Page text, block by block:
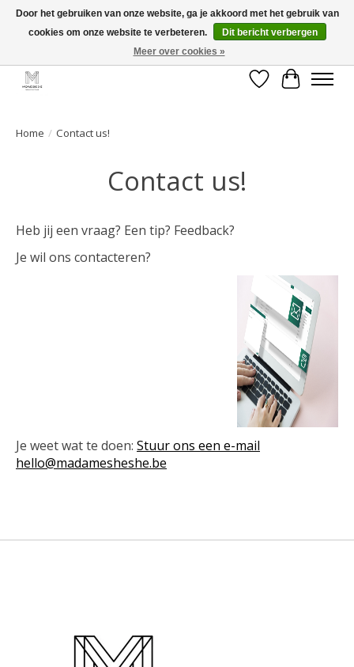
GRATIS verzending vanaf €50 voor BE - €75 voor NL - After pay mogelijk!
Verlanglijst
Home / Contact us!
Contact us!
Heb jij een vraag? Een tip? Feedback?
Je wil ons contacteren?
Je weet wat te doen: Stuur ons een e-mail
hello@madamesheshe.be
Door het gebruiken van onze website, ga je akkoord met het gebruik van
cookies om onze website te verbeteren.
Dit bericht verbergen
Meer over cookies »